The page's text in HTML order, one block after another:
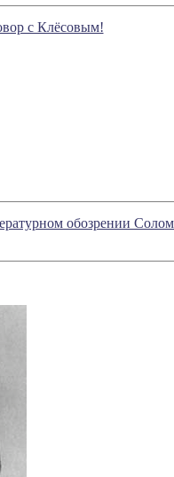
с Клёсовым!
обозрении